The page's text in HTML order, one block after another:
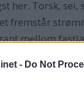
- Do Not
her. Torsk,
fremstår
mellom